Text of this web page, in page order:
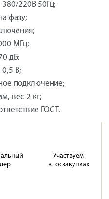
220В 50Гц;
фазу;
МГц;
дБ;
0,5 В;
подключение;
вес 2 кг;
ГОСТ.
Участвуем
в госзакупках